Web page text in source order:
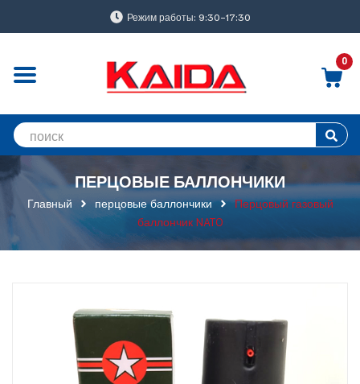
Режим работы: 9:30-17:30
0
ПЕРЦОВЫЕ БАЛЛОНЧИКИ
Главный перцовые баллончики
Перцовый газовый
баллончик NATO